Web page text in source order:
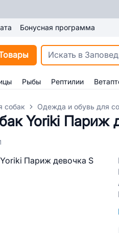
Бонусная программа
Рыбы Рептилии
собак Одежда и обувь для
Yoriki Париж